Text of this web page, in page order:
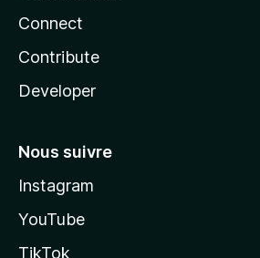
Connect
Contribute
Developer
Nous suivre
Instagram
YouTube
TikTok